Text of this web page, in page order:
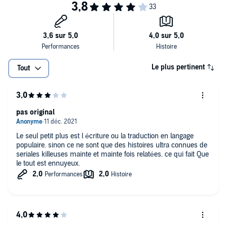
Tout Le plus pertinent
Le seul petit plus est l écriture ou la traduction en langage
populaire. sinon ce ne sont que des histoires ultra connues de
seriales killeuses mainte et mainte fois relatées. ce qui fait Que
le tout est ennuyeux.
pas original